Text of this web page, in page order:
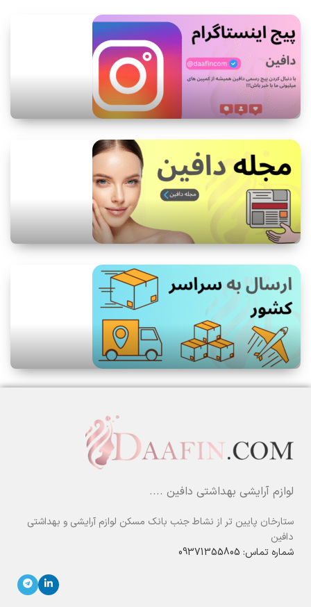
بوی کنترل‌شده و قابل قبول
مناسب نسبت به نوع اسپری
اقتصادی ۲۰۰ میلی‌لیتر
مقرون‌به‌صرفه برای مصرف
آقایان جوان تا میانسال
لوازم آرایشی بهداشتی دافین ....
ستارخان پایین تر از نشاط جنب بانک مسکن لوازم آرایشی و بهداشتی
دافین
شماره تماس: 09371355805